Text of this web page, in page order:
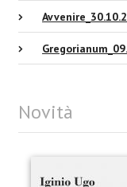
Novità